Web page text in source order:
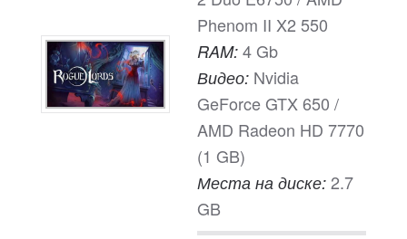
Phenom II X2 550
RAM: 4 Gb
Видео: Nvidia
GeForce GTX 650 /
AMD Radeon HD 7770
(1 GB)
Места на диске: 2.7
GB